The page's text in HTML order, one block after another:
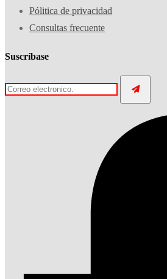
Pólitica de privacidad
Consultas frecuente
Suscríbase